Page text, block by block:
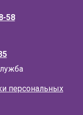
58
персональных